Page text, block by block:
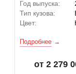
Год выпуска:
Тип кузова:
Цвет:
Подробнее
от 2 279